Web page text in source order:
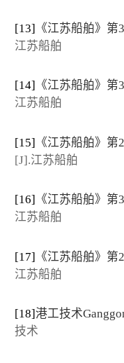
[13] 《江苏船舶》
江苏船舶
[14] 《江苏船舶》
江苏船舶
[15] 《江苏船舶》
[J].江苏船舶
[16] 《江苏船舶》
江苏船舶
[17] 《江苏船舶》
江苏船舶
[18]港工技术
技术